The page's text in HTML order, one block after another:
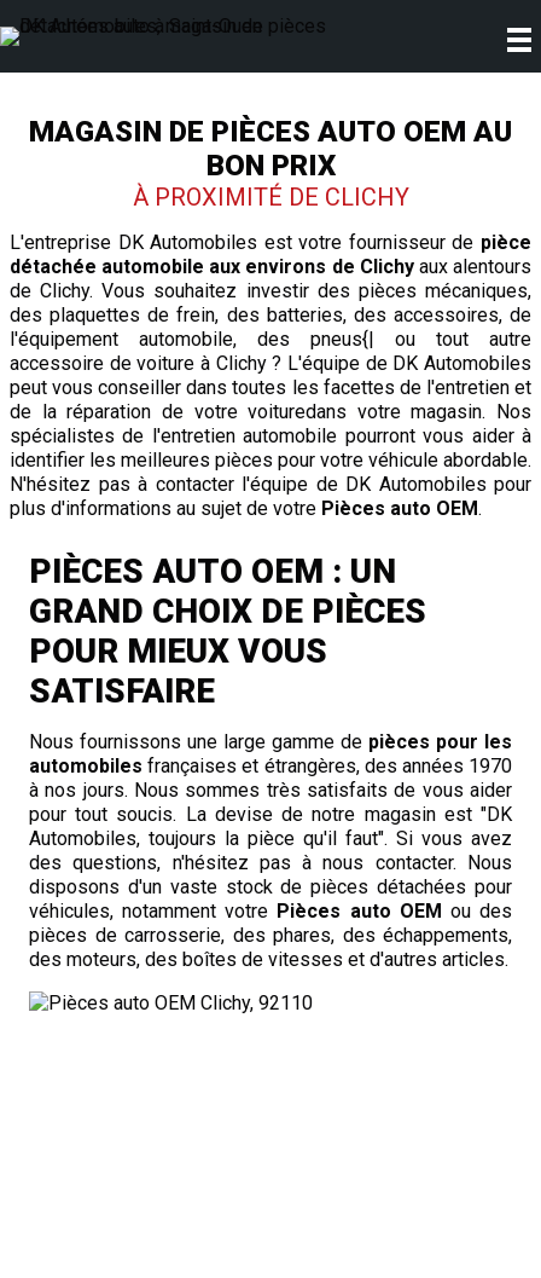
MAGASIN DE PIÈCES AUTO OEM AU
BON PRIX
À PROXIMITÉ DE CLICHY
L'entreprise DK Automobiles est votre fournisseur de pièce
détachée automobile aux environs de Clichyaux alentours
de Clichy. Vous souhaitez investir des pièces mécaniques,
des plaquettes de frein, des batteries, des accessoires, de
l'équipement automobile, des pneus{| ou tout autre
accessoire de voiture à Clichy ? L'équipe de DK Automobiles
peut vous conseiller dans toutes les facettes de l'entretien et
de la réparation de votre voituredans votre magasin. Nos
spécialistes de l'entretien automobile pourront vous aider à
identifier les meilleures pièces pour votre véhicule abordable.
N'hésitez pas à contacter l'équipe de DK Automobiles pour
plus d'informations au sujet de votre Pièces auto OEM.
PIÈCES AUTO OEM : UN
GRAND CHOIX DE PIÈCES
POUR MIEUX VOUS
SATISFAIRE
Nous fournissons une large gamme de pièces pour les
automobiles françaises et étrangères, des années 1970
à nos jours. Nous sommes très satisfaits de vous aider
pour tout soucis. La devise de notre magasin est "DK
Automobiles, toujours la pièce qu'il faut". Si vous avez
des questions, n'hésitez pas à nous contacter. Nous
disposons d'un vaste stock de pièces détachées pour
véhicules, notamment votre Pièces auto OEM ou des
pièces de carrosserie, des phares, des échappements,
des moteurs, des boîtes de vitesses et d'autres articles.